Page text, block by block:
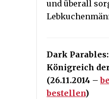
und überall
Dark
Königreich
(26.11.2014 –
bestellen)